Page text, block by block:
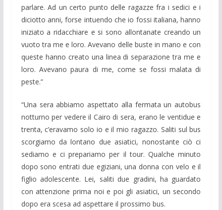
parlare. Ad un certo punto delle ragazze fra i sedici e i
diciotto anni, forse intuendo che io fossi italiana, hanno
iniziato a ridacchiare e si sono allontanate creando un
vuoto tra me e loro. Avevano delle buste in mano e con
queste hanno creato una linea di separazione tra me e
loro. Avevano paura di me, come se fossi malata di
peste.”
“Una sera abbiamo aspettato alla fermata un autobus
notturno per vedere il Cairo di sera, erano le ventidue e
trenta, c’eravamo solo io e il mio ragazzo. Saliti sul bus
scorgiamo da lontano due asiatici, nonostante ciò ci
sediamo e ci prepariamo per il tour. Qualche minuto
dopo sono entrati due egiziani, una donna con velo e il
figlio adolescente. Lei, saliti due gradini, ha guardato
con attenzione prima noi e poi gli asiatici, un secondo
dopo era scesa ad aspettare il prossimo bus.